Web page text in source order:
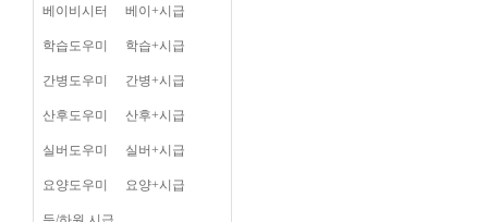
베이비시터 베이+시급
학습도우미 학습+시급
간병도우미 간병+시급
산후도우미 산후+시급
실버도우미 실버+시급
요양도우미 요양+시급